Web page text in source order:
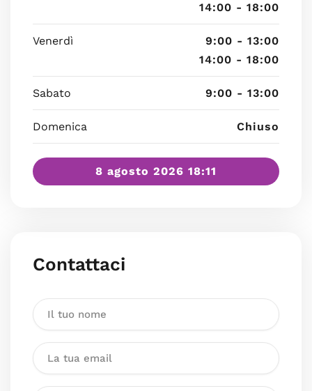
14:00 - 18:00
Venerdì
9:00 - 13:00
14:00 - 18:00
Sabato 9:00 - 13:00
Domenica Chiuso
8 agosto 2026 18:11
Contattaci